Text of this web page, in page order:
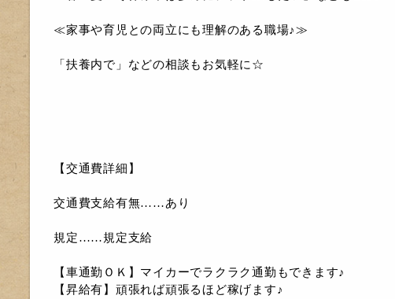
≪家事や育児との両立にも理解のある職場♪≫
「扶養内で」などの相談もお気軽に☆
【交通費詳細】
交通費支給有無……あり
規定……規定支給
【車通勤ＯＫ】マイカーでラクラク通勤もできます♪
【昇給有】頑張れば頑張るほど稼げます♪